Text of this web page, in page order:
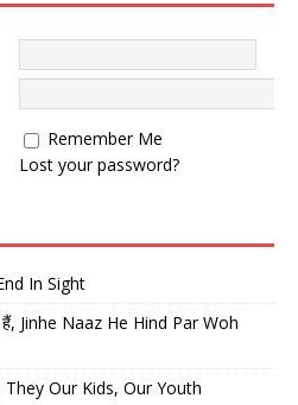
Remember Me
Lost your password?
In Sight
हैं, Jinhe Naaz He Hind Par Woh
They Our Kids, Our Youth